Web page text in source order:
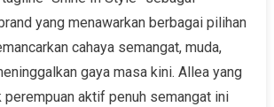
yang menawarkan berbagai pilihan
cahaya semangat, muda,
gaya masa kini. Allea yang
perempuan aktif penuh semangat ini